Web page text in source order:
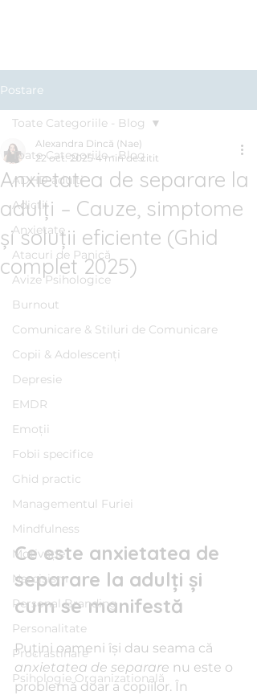
Postare
Toate Categoriile - Blog
ADHD adulți
Adicții
Anxietate
Atacuri de Panică
Avize Psihologice
Burnout
Comunicare & Stiluri de Comunicare
Copii & Adolescenți
Depresie
EMDR
Emoții
Fobii specifice
Ghid practic
Managementul Furiei
Mindfulness
Motivație
Narcisism
Personal Branding
Personalitate
Procrastinare
Psihologie Organizațională
Toate Categoriile - Blog
Anxietatea de separare la
adulți – Cauze, simptome
și soluții eficiente (Ghid
complet 2025)
Alexandra Dincă (Nae)
22 oct. 2025 4 min de citit
Ce este anxietatea de
separare la adulți și
cum se manifestă
Puțini oameni își dau seama că
anxietatea de separare nu este o
problemă doar a copiilor. În